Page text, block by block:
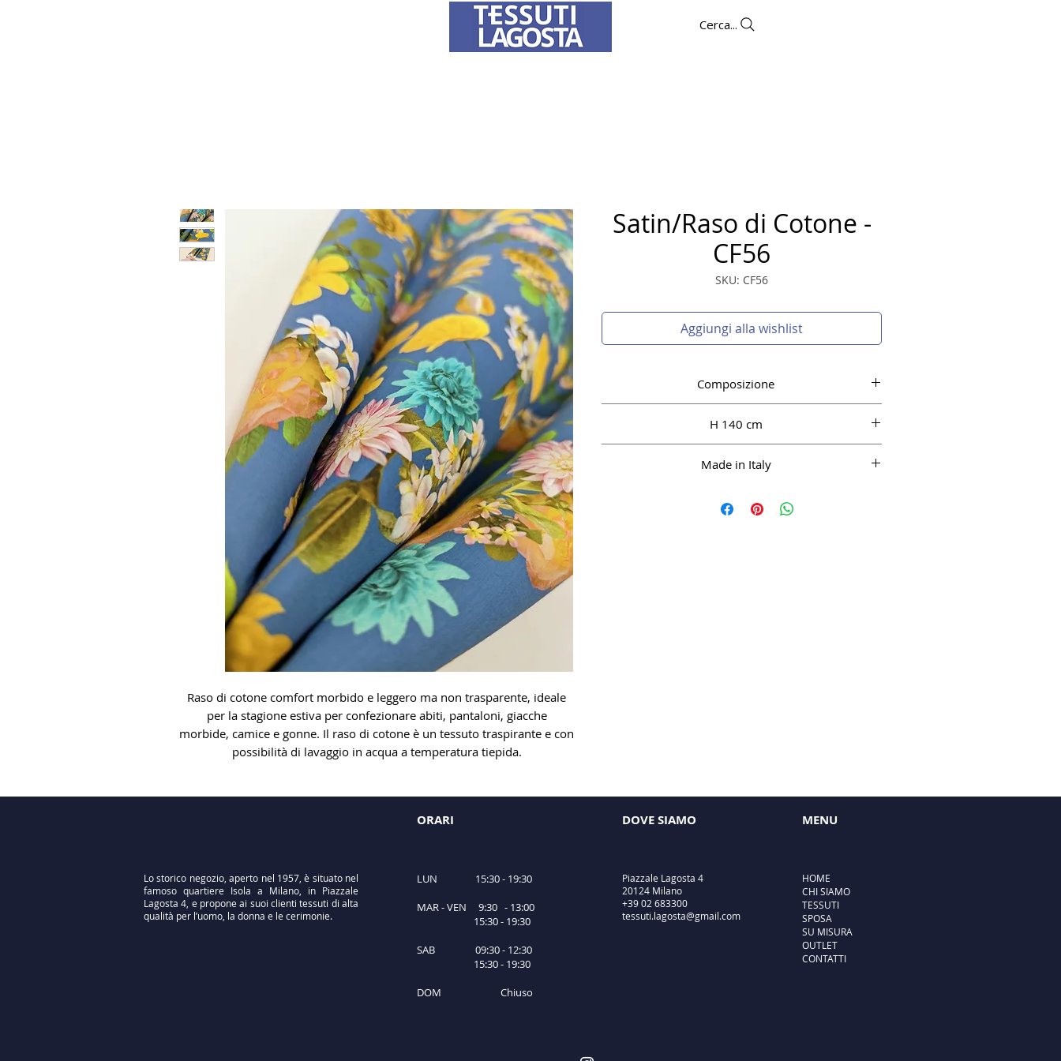
Cerca...
Raso di cotone comfort morbido e leggero ma non trasparente, ideale
per la stagione estiva per confezionare abiti, pantaloni, giacche
morbide, camice e gonne. Il raso di cotone è un tessuto traspirante e con
possibilità di lavaggio in acqua a temperatura tiepida.
Satin/Raso di Cotone -
CF56
SKU: CF56
Aggiungi alla wishlist
Composizione
H 140 cm
Made in Italy
Lo storico negozio, aperto nel 1957, è situato nel
famoso quartiere Isola a Milano, in Piazzale
Lagosta 4, e propone ai suoi clienti tessuti di alta
qualità per l’uomo, la donna e le cerimonie.
ORARI
LUN 15:30 - 19:30
MAR - VEN 9:30 - 13:00
15:30 - 19:30
SAB 09:30 - 12:30
15:30 - 19:30
DOM Chiuso
DOVE SIAMO
Piazzale Lagosta 4
20124 Milano
+39 02 683300
tessuti.lagosta@gmail.com
MENU
HOME
CHI SIAMO
TESSUTI
SPOSA
SU MISURA
OUTLET
CONTATTI